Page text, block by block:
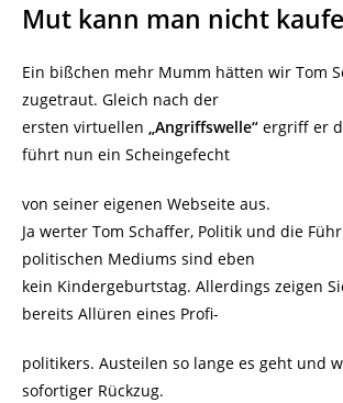
Mut kann man nicht
Ein bißchen mehr Mumm hätten wir Tom
zugetraut. Gleich nach der
ersten virtuellen „Angriffswelle“ ergriff er
führt nun ein Scheingefecht
von seiner eigenen Webseite aus.
Ja werter Tom Schaffer, Politik und die
politischen Mediums sind eben
kein Kindergeburtstag. Allerdings zeigen
bereits Allüren eines Profi-
politikers. Austeilen so lange es geht und
sofortiger Rückzug.